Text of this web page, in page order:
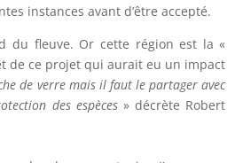
instances avant d’être accepté.
du fleuve. Or cette région est la «
de ce projet qui aurait eu un impact
de verre mais il faut le partager avec
des espèces» décrète Robert